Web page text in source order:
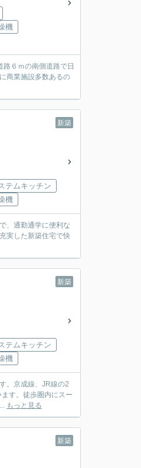
機
６ｍの南側道路で日
商業施設多数あるの
新築
テムキッチン
機
、通勤通学に便利な
実した新築住宅で快
新築
テムキッチン
機
。京成線、JR線の2
す。徒歩圏内にスー
もっと見る
新築